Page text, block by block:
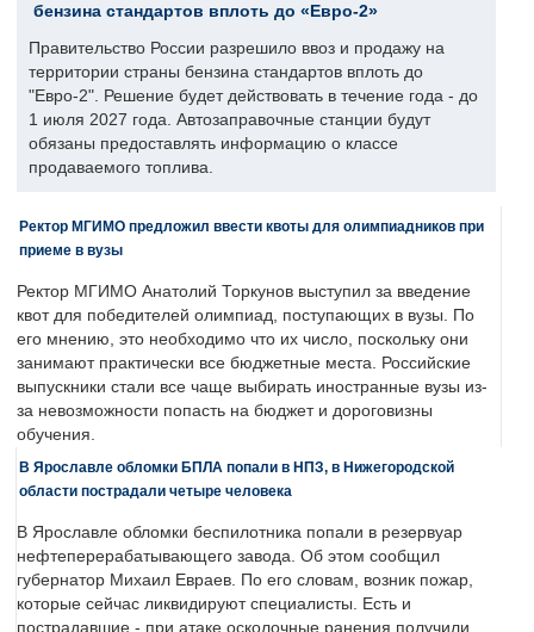
бензина стандартов вплоть до «Евро-2»
Правительство России разрешило ввоз и продажу на
территории страны бензина стандартов вплоть до
"Евро-2". Решение будет действовать в течение года - до
1 июля 2027 года. Автозаправочные станции будут
обязаны предоставлять информацию о классе
продаваемого топлива.
Ректор МГИМО предложил ввести квоты для олимпиадников при
приеме в вузы
Ректор МГИМО Анатолий Торкунов выступил за введение
квот для победителей олимпиад, поступающих в вузы. По
его мнению, это необходимо что их число, поскольку они
занимают практически все бюджетные места. Российские
выпускники стали все чаще выбирать иностранные вузы из-
за невозможности попасть на бюджет и дороговизны
обучения.
В Ярославле обломки БПЛА попали в НПЗ, в Нижегородской
области пострадали четыре человека
В Ярославле обломки беспилотника попали в резервуар
нефтеперерабатывающего завода. Об этом сообщил
губернатор Михаил Евраев. По его словам, возник пожар,
которые сейчас ликвидируют специалисты. Есть и
пострадавшие - при атаке осколочные ранения получили